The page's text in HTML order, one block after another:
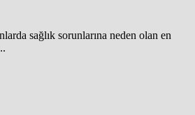
sağlık sorunlarına neden olan en